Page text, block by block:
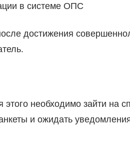
в системе ОПС
достижения
необходимо зайти на
и ожидать